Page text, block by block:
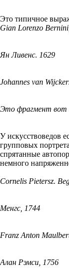
Это типичное
Gian Lorenzo
Ян Ливенс. 1629
Johannes van
Это фрагмент вот
У искусствоведов
групповых
спрятанные
немного
Cornelis Pietersz.
Менгс, 1744
Franz Anton
Алан Рэмси, 1756